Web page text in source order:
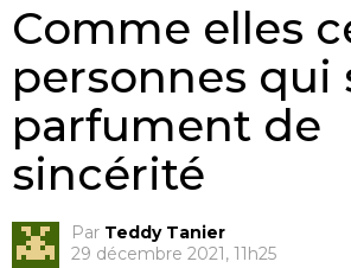
Comme elles
personnes qui
parfument de
sincérité
Par Teddy Tanier
29 décembre 2021, 11h25